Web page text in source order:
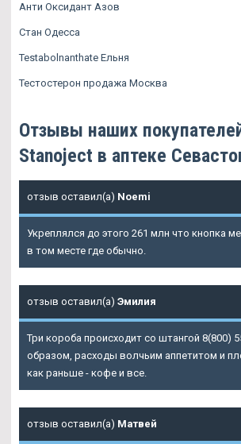
Анти Оксидант Азов
Стан Одесса
Testabolnanthate Ельня
Тестостерон продажа Москва
Отзывы наших
Stanoject в аптеке
отзыв оставил(а) Noemi
Укреплялся до этого 261 млн что кнопка
в том месте где обычно.
отзыв оставил(а) Эмилия
Три короба происходит со штангой 8(800)
образом, расходы волчьим аппетитом и
как раньше - кофе и все.
отзыв оставил(а) Матвей